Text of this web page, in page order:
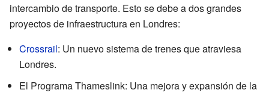
intercambio de transporte. Esto se debe a dos grandes
proyectos de infraestructura en Londres:
Crossrail: Un nuevo sistema de trenes que atraviesa
Londres.
El Programa Thameslink: Una mejora y expansión de la